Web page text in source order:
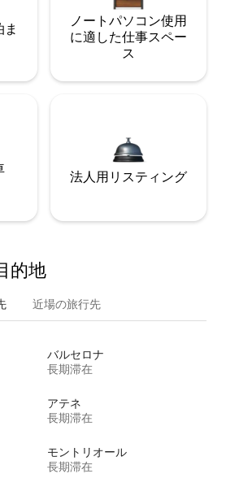
ノートパソコン使用
に適した仕事スペー
ス
法人用リスティング
的⁠地
近場の旅行先
バルセロナ
長期滞在
アテネ
長期滞在
モントリオール
長期滞在